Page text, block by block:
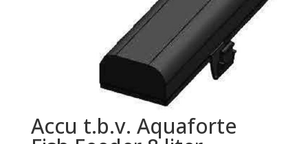
Accu t.b.v. Aquaforte